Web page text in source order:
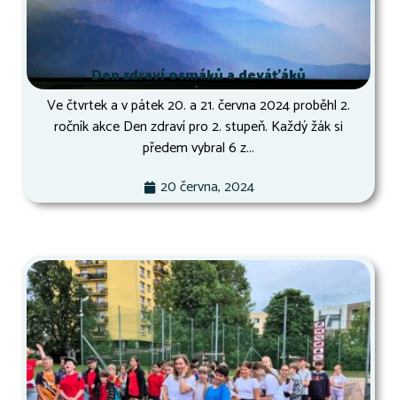
Den zdraví osmáků a deváťáků
Ve čtvrtek a v pátek 20. a 21. června 2024 proběhl 2.
ročník akce Den zdraví pro 2. stupeň. Každý žák si
předem vybral 6 z...
20 června, 2024